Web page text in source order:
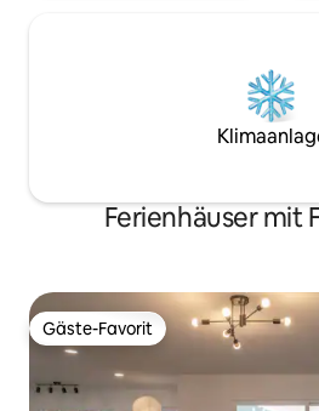
Ferienhäuser mit
Gäste-Favorit
Gäste-Favorit